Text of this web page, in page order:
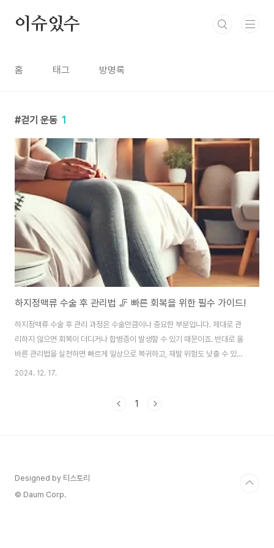
이슈있수
홈 태그 방명록
걷기 운동 1
하지정맥류 수술 후 관리법 🦵 빠른 회복을 위한 필수 가이드!
하지정맥류 수술 후 관리 과정은 수술만큼이나 중요한 부분입니다. 제대로 관
리하지 않으면 회복이 더디거나 합병증이 발생할 수 있기 때문이죠. 반대로 올
바른 관리법을 실천하면 빠르게 일상으로 복귀하고, 재발 위험도 낮출 수 있습
니다. 오늘은 하지정맥류 수술 후 회복 꿀팁과 필수 관리법을 정리해 드리겠습
기 관리: 첫 24시간이 중요해요! ⏰수술 직후 첫 24시간은 안정이 최우선입니
2024. 12. 17.
1
Designed by 티스토리
© Daum Corp.